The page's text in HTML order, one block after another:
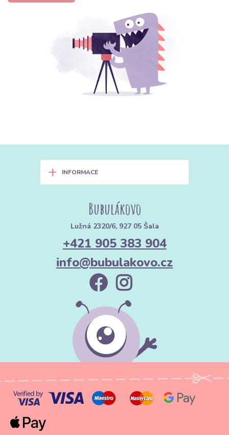
+ INFORMACE
Bubulákovo
Lužná 2320/6, 927 05 Šala
+421 905 383 904
info@bubulakovo.cz